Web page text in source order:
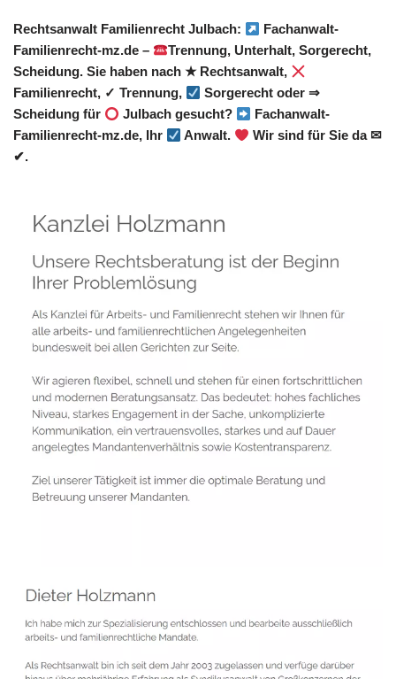
Rechtsanwalt Familienrecht Julbach:
Fachanwalt-
Familienrecht-mz.de –
Trennung, Unterhalt, Sorgerecht,
Scheidung. Sie haben nach ★ Rechtsanwalt,
Familienrecht, ✓ Trennung,
Sorgerecht oder ⇒
Scheidung für
Julbach gesucht?
Fachanwalt-
Familienrecht-mz.de, Ihr
Anwalt.
Wir sind für Sie da ✉
✔.